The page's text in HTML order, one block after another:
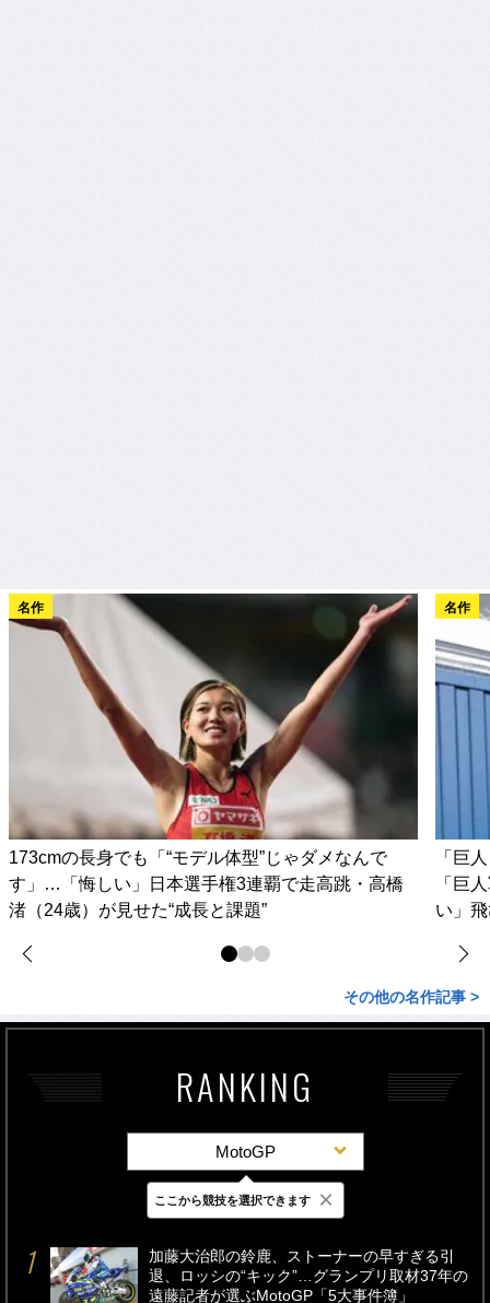
名作
173cmの長身でも「“モデル体型”じゃダメなんで
す」…「悔しい」日本選手権3連覇で走高跳・高橋
渚（24歳）が見せた“成長と課題”
名作
「巨
「巨
い」
その他の名作記事 >
RANKING
MotoGP
最新 24時間 週間
加藤大治郎の鈴鹿、ストーナーの早すぎる引
退、ロッシの“キック”…グランプリ取材37年の
遠藤記者が選ぶMotoGP「5大事件簿」
ここから競技を選択できます ×